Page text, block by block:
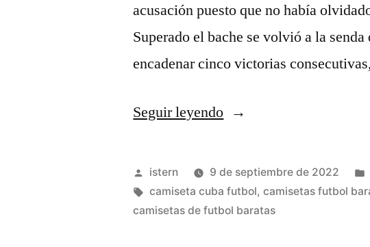
acusación puesto que no había
Superado el bache se volvió a la
encadenar cinco victorias
Seguir leyendo«camisetas
futbol
suiza»
Publicado
por
istern 9 de septiembre de 2022
Etiquetas:
camiseta cuba futbol,camisetas futbol
camisetas de futbol baratas